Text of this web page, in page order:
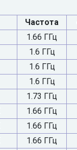
Частота
1.66 ГГц
1.6 ГГц
1.6 ГГц
1.6 ГГц
1.73 ГГц
1.66 ГГц
1.66 ГГц
1.66 ГГц